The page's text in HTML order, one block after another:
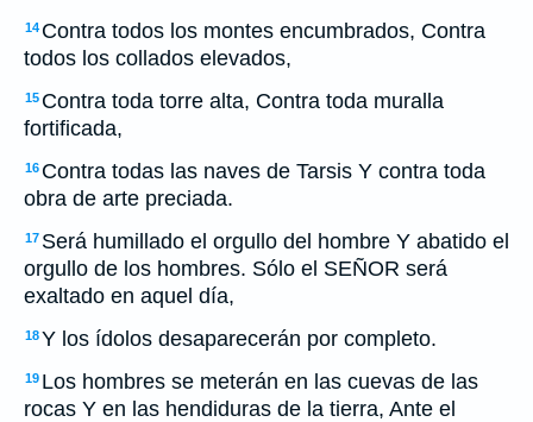
14 Contra todos los montes encumbrados, Contra
todos los collados elevados,
15 Contra toda torre alta, Contra toda muralla
fortificada,
16 Contra todas las naves de Tarsis Y contra toda
obra de arte preciada.
17 Será humillado el orgullo del hombre Y abatido el
orgullo de los hombres. Sólo el SEÑOR será
exaltado en aquel día,
18Y los ídolos desaparecerán por completo.
19 Los hombres se meterán en las cuevas de las
rocas Y en las hendiduras de la tierra, Ante el